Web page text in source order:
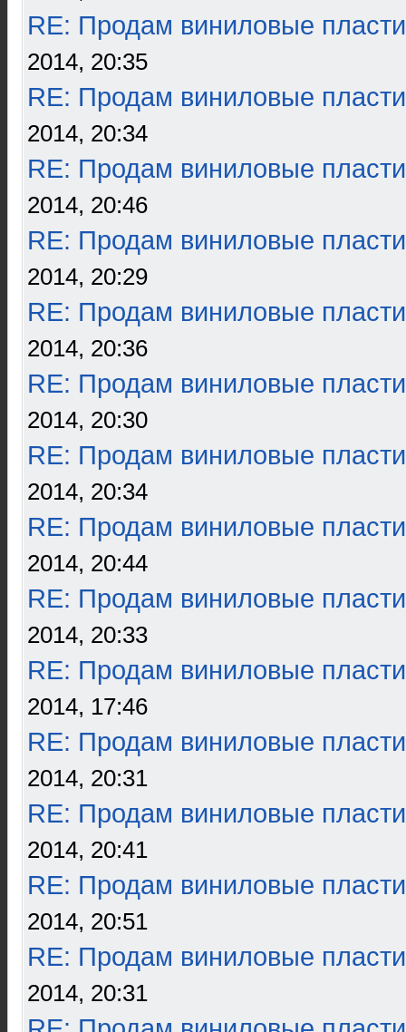
RE: Продам виниловые
2014, 20:35
RE: Продам виниловые
2014, 20:34
RE: Продам виниловые
2014, 20:46
RE: Продам виниловые
2014, 20:29
RE: Продам виниловые
2014, 20:36
RE: Продам виниловые
2014, 20:30
RE: Продам виниловые
2014, 20:34
RE: Продам виниловые
2014, 20:44
RE: Продам виниловые
2014, 20:33
RE: Продам виниловые
2014, 17:46
RE: Продам виниловые
2014, 20:31
RE: Продам виниловые
2014, 20:41
RE: Продам виниловые
2014, 20:51
RE: Продам виниловые
2014, 20:31